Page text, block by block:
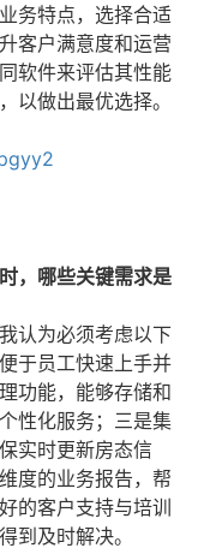
务特点，选择合适
客户满意度和运营
软件来评估其性能
以做出最优选择。
，哪些关键需求是
认为必须考虑以下
于员工快速上手并
功能，能够存储和
性化服务；三是集
实时更新房态信
度的业务报告，帮
的客户支持与培训
到及时解决。